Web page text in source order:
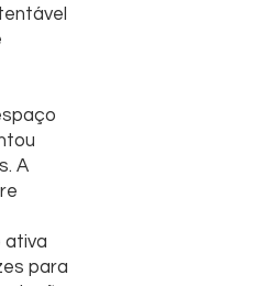
A
ativa
para